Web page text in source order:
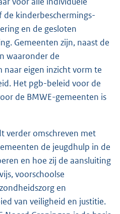
de kinderbeschermings-
en de gesloten
Gemeenten zijn, naast de
waaronder de
eigen inzicht vorm te
Het pgb-beleid voor de
de BMWE-gemeenten is
verder omschreven met
de jeugdhulp in de
en hoe zij de aansluiting
voorschoolse
en
van veiligheid en justitie.